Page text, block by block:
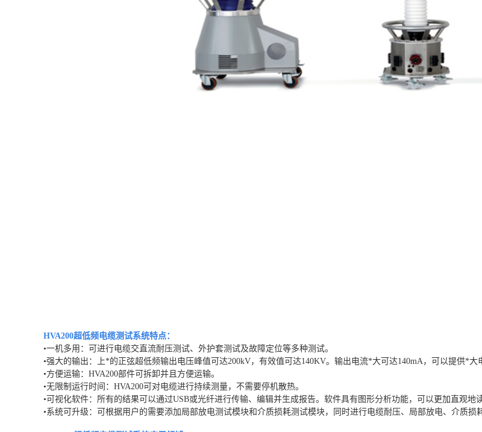
HVA200超低频电缆测试系统特点：
•一机多用：可进行电缆交直流耐压测试、外护套测试及故障定位等多种测试。
•强大的输出：上*的正弦超低频输出电压峰值可达200kV，有效值可达140KV。输出电流*大可达140mA，可以提供*大
•方便运输：HVA200部件可拆卸并且方便运输。
•无限制运行时间：HVA200可对电缆进行持续测量，不需要停机散热。
•可视化软件：所有的结果可以通过USB或光纤进行传输、编辑并生成报告。软件具有图形分析功能，可以更加直观地
•系统可升级：可根据用户的需要添加局部放电测试模块和介质损耗测试模块，同时进行电缆耐压、局部放电、介质损